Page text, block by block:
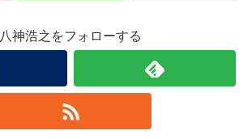
八神浩之をフォローする